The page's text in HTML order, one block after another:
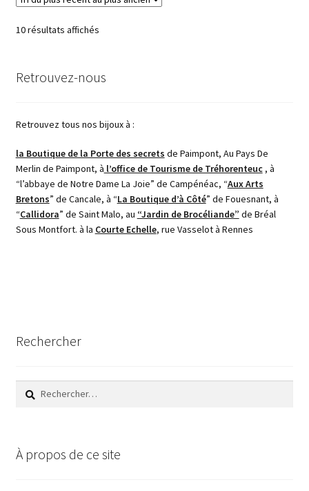
10 résultats affichésTrié
récent
ancien
Retrouvez-nous
Retrouvez tous nos bijoux à :
la Boutique de la Porte des secrets de Paimpont, Au Pays De
Merlin de Paimpont, à l’office de Tourisme de Tréhorenteuc, à
“l’abbaye de Notre Dame La Joie” de Campénéac, “Aux Arts
Bretons” de Cancale, à “La Boutique d’à Côté” de Fouesnant, à
“Callidora” de Saint Malo, au “Jardin de Brocéliande” de Bréal
Sous Montfort. à la Courte Echelle, rue Vasselot à Rennes
Rechercher
Rechercher :
À propos de ce site